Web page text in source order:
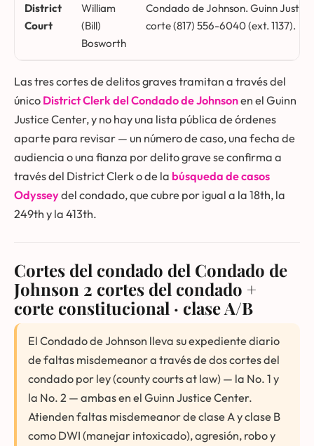
District
Court
William
(Bill)
Bosworth
Condado de Johnson. Guinn
corte (817) 556-6040 (ext. 1137).
Las tres cortes de delitos graves tramitan a través del
único District Clerk del Condado de Johnsonen el Guinn
Justice Center, y no hay una lista pública de órdenes
aparte para revisar — un número de caso, una fecha de
audiencia o una fianza por delito grave se confirma a
través del District Clerk o de la búsqueda de casos
Odysseydel condado, que cubre por igual a la 18th, la
249th y la 413th.
Cortes del condado del Condado de
Johnson 2 cortes del condado +
corte constitucional · clase A/B
El Condado de Johnson lleva su expediente diario
de faltas misdemeanor a través de dos cortes del
condado por ley (county courts at law) — la No. 1 y
la No. 2 — ambas en el Guinn Justice Center.
Atienden faltas misdemeanor de clase A y clase B
como DWI (manejar intoxicado), agresión, robo y